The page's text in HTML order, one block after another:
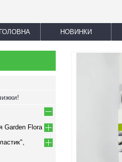
ГОЛОВНА НОВИНКИ
Garden Flora